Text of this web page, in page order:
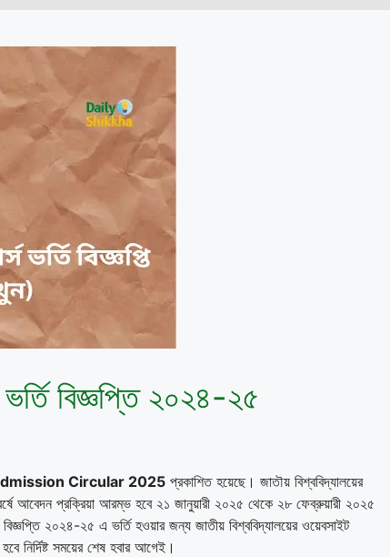
ভর্তি বিজ্ঞপ্তি ২০২৪-২৫
NU Admission Circular 2025 প্রকাশিত হয়েছে। জাতৗয় বিশ্ববিদ্যালয়ের
আবেদন প্রক্রিয়া আরম্ভ হবে ২১ জানুয়ারী ২০২৫ থেকে ২৮ ফেব্রুয়ারী ২০২৫
বিজ্ঞপ্তি ২০২৪-২৫ এ ভর্তি হওয়ার জন্য জাতীয় বিশ্ববিদ্যালয়ের ওয়েবসাইট
নির্দিষ্ট সময়ের শেষ হবার আগেই।